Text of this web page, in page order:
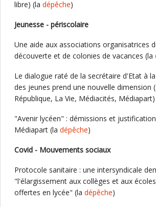
libre) (la dépêche)
Jeunesse - périscolaire
Une aide aux associations organisatrices
découverte et de colonies de vacances (la
Le dialogue raté de la secrétaire d'Etat à
des jeunes prend une nouvelle dimension
République, La Vie, Médiacités, Médiapart)
"Avenir lycéen" : démissions et
Médiapart (la dépêche)
Covid - Mouvements sociaux
Protocole sanitaire : une intersyndicale
"l'élargissement aux collèges et aux
offertes en lycée" (la dépêche)